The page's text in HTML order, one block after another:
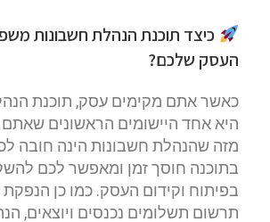
כיצד תוכנת הנהלת חשבונות
העסק שלכם?
כאשר אתם מקימים עסק, תוכנת
היא אחד היישומים הראשונים שאתם
מזה שהנהלת חשבונות הינה חובה
בתוכנה חוסך זמן ומאפשר לכם
בפיתוח וקידום העסק. כמו כן הנפקת
תרשום תשלומים נכנסים ויוצאים,